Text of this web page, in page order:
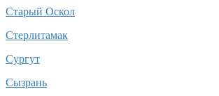
Старый Оскол
Стерлитамак
Сургут
Сызрань